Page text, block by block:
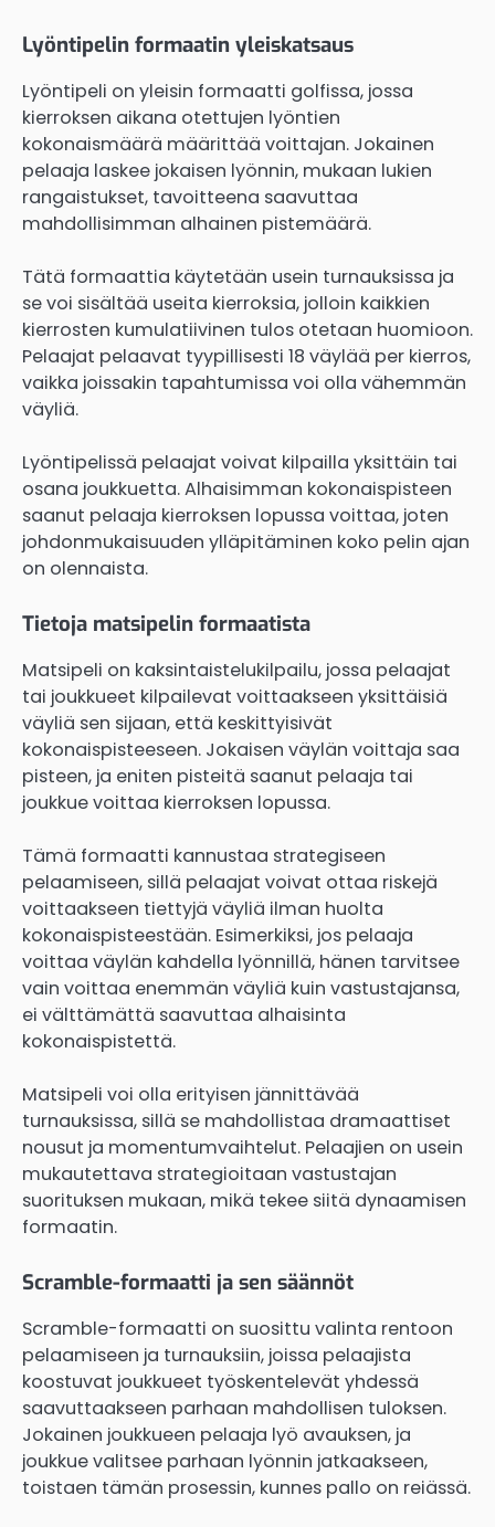
Lyöntipelin formaatin yleiskatsaus
Lyöntipeli on yleisin formaatti golfissa, jossa
kierroksen aikana otettujen lyöntien
kokonaismäärä määrittää voittajan. Jokainen
pelaaja laskee jokaisen lyönnin, mukaan lukien
rangaistukset, tavoitteena saavuttaa
mahdollisimman alhainen pistemäärä.
Tätä formaattia käytetään usein turnauksissa ja
se voi sisältää useita kierroksia, jolloin kaikkien
kierrosten kumulatiivinen tulos otetaan huomioon.
Pelaajat pelaavat tyypillisesti 18 väylää per kierros,
vaikka joissakin tapahtumissa voi olla vähemmän
väyliä.
Lyöntipelissä pelaajat voivat kilpailla yksittäin tai
osana joukkuetta. Alhaisimman kokonaispisteen
saanut pelaaja kierroksen lopussa voittaa, joten
johdonmukaisuuden ylläpitäminen koko pelin ajan
on olennaista.
Tietoja matsipelin formaatista
Matsipeli on kaksintaistelukilpailu, jossa pelaajat
tai joukkueet kilpailevat voittaakseen yksittäisiä
väyliä sen sijaan, että keskittyisivät
kokonaispisteeseen. Jokaisen väylän voittaja saa
pisteen, ja eniten pisteitä saanut pelaaja tai
joukkue voittaa kierroksen lopussa.
Tämä formaatti kannustaa strategiseen
pelaamiseen, sillä pelaajat voivat ottaa riskejä
voittaakseen tiettyjä väyliä ilman huolta
kokonaispisteestään. Esimerkiksi, jos pelaaja
voittaa väylän kahdella lyönnillä, hänen tarvitsee
vain voittaa enemmän väyliä kuin vastustajansa,
ei välttämättä saavuttaa alhaisinta
kokonaispistettä.
Matsipeli voi olla erityisen jännittävää
turnauksissa, sillä se mahdollistaa dramaattiset
nousut ja momentumvaihtelut. Pelaajien on usein
mukautettava strategioitaan vastustajan
suorituksen mukaan, mikä tekee siitä dynaamisen
formaatin.
Scramble-formaatti ja sen säännöt
Scramble-formaatti on suosittu valinta rentoon
pelaamiseen ja turnauksiin, joissa pelaajista
koostuvat joukkueet työskentelevät yhdessä
saavuttaakseen parhaan mahdollisen tuloksen.
Jokainen joukkueen pelaaja lyö avauksen, ja
joukkue valitsee parhaan lyönnin jatkaakseen,
toistaen tämän prosessin, kunnes pallo on reiässä.